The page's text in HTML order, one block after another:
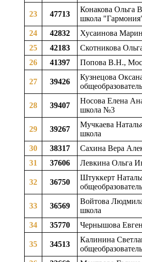
23 47713
Конакова Ольга
школа
24
42832
Хусаинова
25
42183
Скотникова
26
41397 Попова В.Н.,
27 39426
Кузнецова
28 39407
Носова Елена
школа №3
29 39267
Мучкаева
школа
30
38317
Сахина Вера
31
37606 Левкина Ольга
32 36750
Штуккерт
33 36569
Войтова
школа
34
35770 Чернышова
35 34513
Калинина